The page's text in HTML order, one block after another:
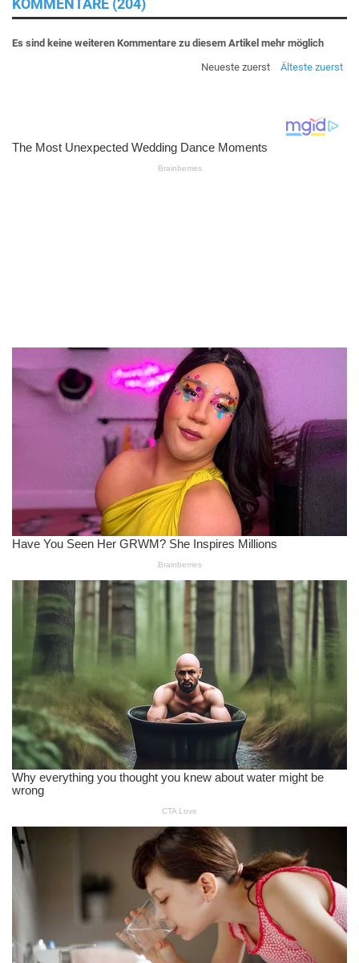
KOMMENTARE (204)
Es sind keine weiteren Kommentare zu diesem Artikel mehr möglich
Neueste zuerst
Älteste zuerst